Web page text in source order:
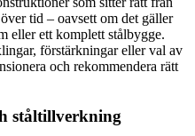
tid – oavsett om det gäller
eller ett komplett stålbygge.
förstärkningar eller val av
och rekommendera rätt
ståltillverkning